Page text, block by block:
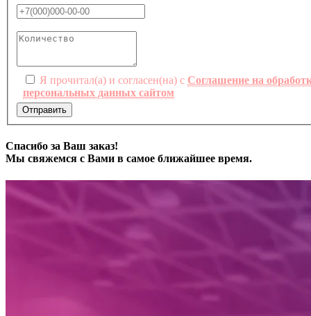
Я прочитал(а) и согласен(на) с Соглашение на
персональных данных сайтом
Отправить
Спасибо за Ваш заказ!
Мы свяжемся с Вами в самое ближайшее время.